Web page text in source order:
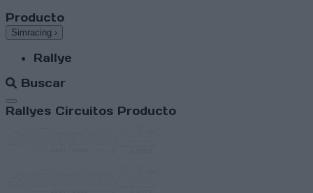
Producto
Simracing ›
Rallye
Buscar
Abrir menú
Rallyes Circuitos Producto